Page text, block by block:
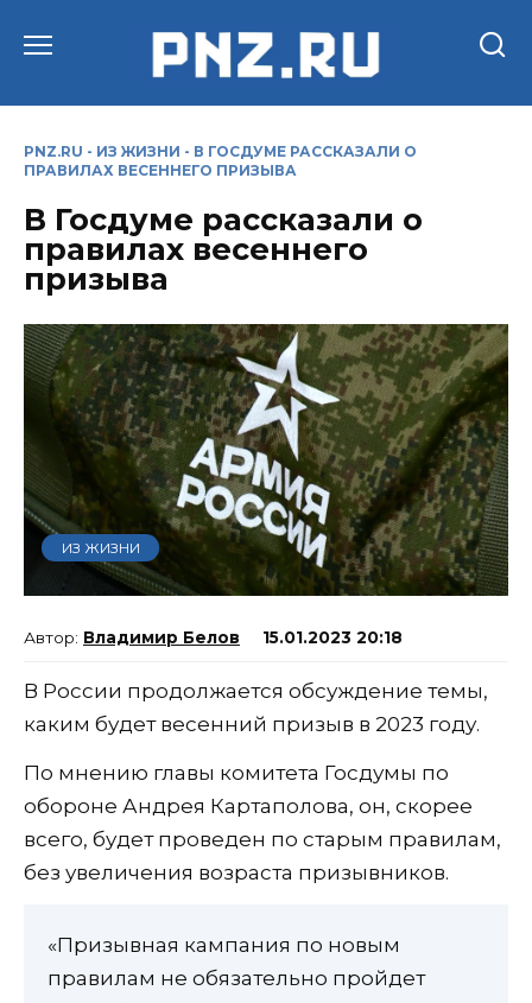
PNZ.RU - ИЗ ЖИЗНИ - В ГОСДУМЕ РАССКАЗАЛИ О
ПРАВИЛАХ ВЕСЕННЕГО ПРИЗЫВА
В Госдуме рассказали о
правилах весеннего
призыва
ИЗ ЖИЗНИ
Владимир Белов 15.01.2023 20:18
В России продолжается обсуждение темы,
каким будет весенний призыв в 2023 году.
По мнению главы комитета Госдумы по
обороне Андрея Картаполова, он, скорее
всего, будет проведен по старым правилам,
без увеличения возраста призывников.
«Призывная кампания по новым
правилам не обязательно пройдет